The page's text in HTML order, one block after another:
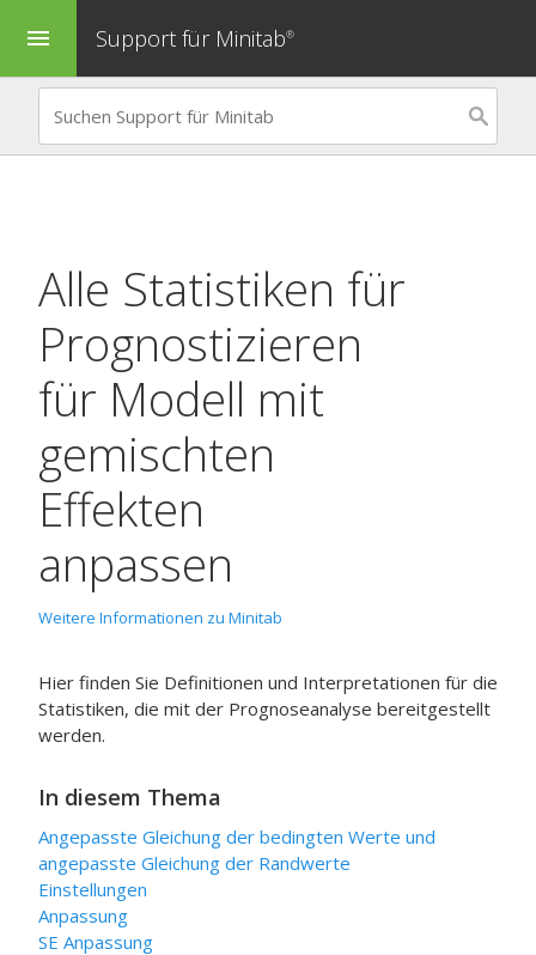
menu Support für Minitab®
Alle Statistiken für
Prognostizieren
für Modell mit
gemischten
Effekten
anpassen
Weitere Informationen zu Minitab
Hier finden Sie Definitionen und Interpretationen für die
Statistiken, die mit der Prognoseanalyse bereitgestellt
werden.
In diesem Thema
Angepasste Gleichung der bedingten Werte und
angepasste Gleichung der Randwerte
Einstellungen
Anpassung
SE Anpassung